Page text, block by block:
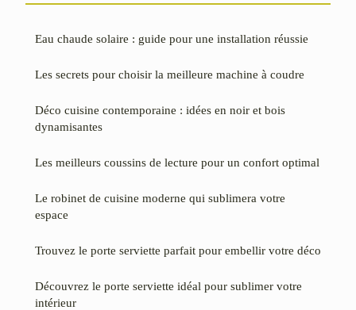
Eau chaude solaire : guide pour une installation réussie
Les secrets pour choisir la meilleure machine à coudre
Déco cuisine contemporaine : idées en noir et bois
dynamisantes
Les meilleurs coussins de lecture pour un confort optimal
Le robinet de cuisine moderne qui sublimera votre
espace
Trouvez le porte serviette parfait pour embellir votre déco
Découvrez le porte serviette idéal pour sublimer votre
intérieur